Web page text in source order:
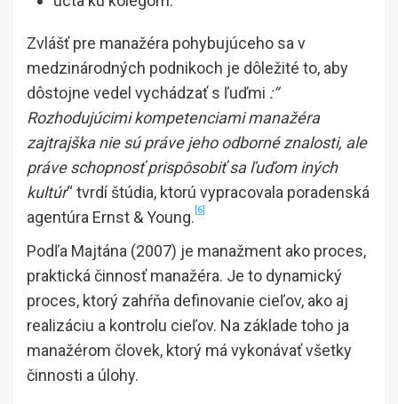
Zvlášť pre manažéra pohybujúceho sa v
medzinárodných podnikoch je dôležité to, aby
dôstojne vedel vychádzať s ľuďmi :“
Rozhodujúcimi kompetenciami manažéra
zajtrajška nie sú práve jeho odborné znalosti, ale
práve schopnosť prispôsobiť sa ľuďom iných
kultúr“ tvrdí štúdia, ktorú vypracovala poradenská
agentúra Ernst & Young. [6]
Podľa Majtána (2007) je manažment ako proces,
praktická činnosť manažéra. Je to dynamický
proces, ktorý zahŕňa definovanie cieľov, ako aj
realizáciu a kontrolu cieľov. Na základe toho ja
manažérom človek, ktorý má vykonávať všetky
činnosti a úlohy.